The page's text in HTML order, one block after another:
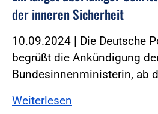
der inneren Sicherheit
10.09.2024 | Die Deutsche
begrüßt die Ankündigung
Bundesinnenministerin, ab
Weiterlesen